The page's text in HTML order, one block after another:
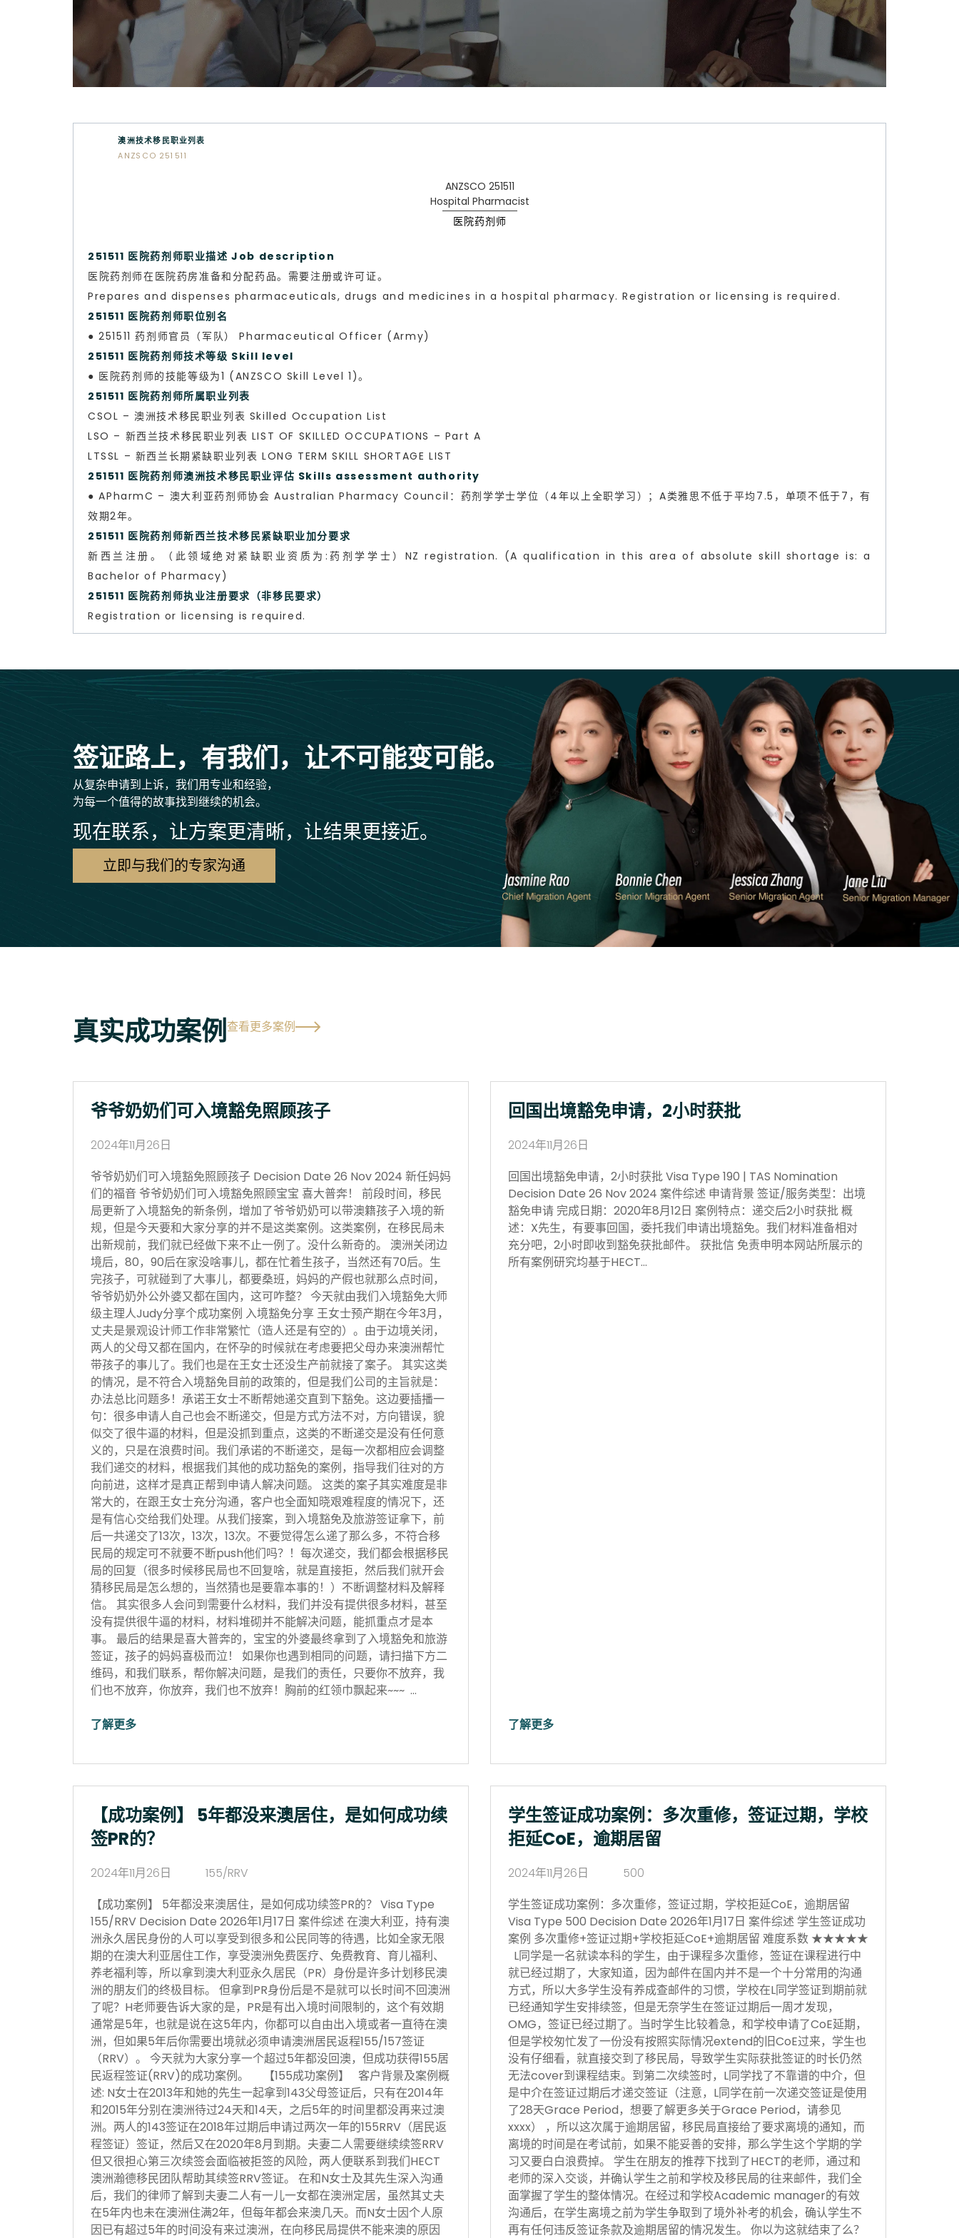
澳洲技术移民职业列表
ANZSCO 251511
ANZSCO 251511
Hospital Pharmacist
医院药剂师
251511 医院药剂师职业描述 Job description
医院药剂师在医院药房准备和分配药品。需要注册或许可证。
Prepares and dispenses pharmaceuticals, drugs and medicines in a hospital pharmacy. Registration or licensing is required.
251511 医院药剂师职位别名
● 251511 药剂师官员（军队） Pharmaceutical Officer (Army)
251511 医院药剂师技术等级 Skill level
● 医院药剂师的技能等级为1 (ANZSCO Skill Level 1)。
251511 医院药剂师所属职业列表
CSOL – 澳洲技术移民职业列表 Skilled Occupation List
LSO – 新西兰技术移民职业列表 LIST OF SKILLED OCCUPATIONS – Part A
LTSSL – 新西兰长期紧缺职业列表 LONG TERM SKILL SHORTAGE LIST
251511 医院药剂师澳洲技术移民职业评估 Skills assessment authority
● APharmC – 澳大利亚药剂师协会 Australian Pharmacy Council：药剂学学士学位（4年以上全职学习）；A类雅思不低于平均7.5，单项不低于7，有
效期2年。
251511 医院药剂师新西兰技术移民紧缺职业加分要求
新西兰注册。（此领域绝对紧缺职业资质为:药剂学学士）NZ registration. (A qualification in this area of absolute skill shortage is: a
Bachelor of Pharmacy)
251511 医院药剂师执业注册要求（非移民要求）
Registration or licensing is required.
签证路上，有我们，让不可能变可能。
从复杂申请到上诉，我们用专业和经验，
为每一个值得的故事找到继续的机会。
现在联系，让方案更清晰，让结果更接近。
立即与我们的专家沟通
真实成功案例查看更多案例
爷爷奶奶们可入境豁免照顾孩子
2024年11月26日
爷爷奶奶们可入境豁免照顾孩子 Decision Date 26 Nov 2024 新任妈妈
们的福音 爷爷奶奶们可入境豁免照顾宝宝 喜大普奔！ 前段时间，移民
局更新了入境豁免的新条例，增加了爷爷奶奶可以带澳籍孩子入境的新
规，但是今天要和大家分享的并不是这类案例。这类案例，在移民局未
出新规前，我们就已经做下来不止一例了。没什么新奇的。 澳洲关闭边
境后，80，90后在家没啥事儿，都在忙着生孩子，当然还有70后。生
完孩子，可就碰到了大事儿，都要桑班，妈妈的产假也就那么点时间，
爷爷奶奶外公外婆又都在国内，这可咋整？ 今天就由我们入境豁免大师
级主理人Judy分享个成功案例 入境豁免分享 王女士预产期在今年3月，
丈夫是景观设计师工作非常繁忙（造人还是有空的）。由于边境关闭，
两人的父母又都在国内，在怀孕的时候就在考虑要把父母办来澳洲帮忙
带孩子的事儿了。我们也是在王女士还没生产前就接了案子。 其实这类
的情况，是不符合入境豁免目前的政策的，但是我们公司的主旨就是：
办法总比问题多！承诺王女士不断帮她递交直到下豁免。这边要插播一
句：很多申请人自己也会不断递交，但是方式方法不对，方向错误，貌
似交了很牛逼的材料，但是没抓到重点，这类的不断递交是没有任何意
义的，只是在浪费时间。我们承诺的不断递交，是每一次都相应会调整
我们递交的材料，根据我们其他的成功豁免的案例，指导我们往对的方
向前进，这样才是真正帮到申请人解决问题。 这类的案子其实难度是非
常大的，在跟王女士充分沟通，客户也全面知晓艰难程度的情况下，还
是有信心交给我们处理。从我们接案，到入境豁免及旅游签证拿下，前
后一共递交了13次，13次，13次。不要觉得怎么递了那么多，不符合移
民局的规定可不就要不断push他们吗？！每次递交，我们都会根据移民
局的回复（很多时候移民局也不回复啥，就是直接拒，然后我们就开会
猜移民局是怎么想的，当然猜也是要靠本事的！）不断调整材料及解释
信。 其实很多人会问到需要什么材料，我们并没有提供很多材料，甚至
没有提供很牛逼的材料，材料堆砌并不能解决问题，能抓重点才是本
事。 最后的结果是喜大普奔的，宝宝的外婆最终拿到了入境豁免和旅游
签证，孩子的妈妈喜极而泣！ 如果你也遇到相同的问题，请扫描下方二
维码，和我们联系，帮你解决问题，是我们的责任，只要你不放弃，我
们也不放弃，你放弃，我们也不放弃！胸前的红领巾飘起来~~~ …
了解更多
回国出境豁免申请，2小时获批
2024年11月26日
回国出境豁免申请，2小时获批 Visa Type 190 | TAS Nomination
Decision Date 26 Nov 2024 案件综述 申请背景 签证/服务类型：出境
豁免申请 完成日期：2020年8月12日 案例特点：递交后2小时获批 概
述：X先生，有要事回国，委托我们申请出境豁免。我们材料准备相对
充分吧，2小时即收到豁免获批邮件。 获批信 免责申明本网站所展示的
所有案例研究均基于HECT…
了解更多
【成功案例】 5年都没来澳居住，是如何成功续
签PR的？
2024年11月26日
155/RRV
【成功案例】 5年都没来澳居住，是如何成功续签PR的？ Visa Type
155/RRV Decision Date 2026年1月17日 案件综述 在澳大利亚，持有澳
洲永久居民身份的人可以享受到很多和公民同等的待遇，比如全家无限
期的在澳大利亚居住工作，享受澳洲免费医疗、免费教育、育儿福利、
养老福利等，所以拿到澳大利亚永久居民（PR）身份是许多计划移民澳
洲的朋友们的终极目标。 但拿到PR身份后是不是就可以长时间不回澳洲
了呢？H老师要告诉大家的是，PR是有出入境时间限制的，这个有效期
通常是5年，也就是说在这5年内，你都可以自由出入境或者一直待在澳
洲，但如果5年后你需要出境就必须申请澳洲居民返程155/157签证
（RRV）。 今天就为大家分享一个超过5年都没回澳，但成功获得155居
民返程签证(RRV)的成功案例。 【155成功案例】 客户背景及案例概
述: N女士在2013年和她的先生一起拿到143父母签证后，只有在2014年
和2015年分别在澳洲待过24天和14天，之后5年的时间里都没再来过澳
洲。两人的143签证在2018年过期后申请过两次一年的155RRV（居民返
程签证）签证，然后又在2020年8月到期。夫妻二人需要继续续签RRV
但又很担心第三次续签会面临被拒签的风险，两人便联系到我们HECT
澳洲瀚德移民团队帮助其续签RRV签证。 在和N女士及其先生深入沟通
后，我们的律师了解到夫妻二人有一儿一女都在澳洲定居，虽然其丈夫
在5年内也未在澳洲住满2年，但每年都会来澳几天。而N女士因个人原
因已有超过5年的时间没有来过澳洲，在向移民局提供不能来澳的原因
学生签证成功案例：多次重修，签证过期，学校
拒延CoE，逾期居留
2024年11月26日
500
学生签证成功案例：多次重修，签证过期，学校拒延CoE，逾期居留
Visa Type 500 Decision Date 2026年1月17日 案件综述 学生签证成功
案例 多次重修+签证过期+学校拒延CoE+逾期居留 难度系数 ★★★★★
L同学是一名就读本科的学生，由于课程多次重修，签证在课程进行中
就已经过期了，大家知道，因为邮件在国内并不是一个十分常用的沟通
方式，所以大多学生没有养成查邮件的习惯，学校在L同学签证到期前就
已经通知学生安排续签，但是无奈学生在签证过期后一周才发现，
OMG，签证已经过期了。当时学生比较着急，和学校申请了CoE延期，
但是学校匆忙发了一份没有按照实际情况extend的旧CoE过来，学生也
没有仔细看，就直接交到了移民局，导致学生实际获批签证的时长仍然
无法cover到课程结束。到第二次续签时，L同学找了不靠谱的中介，但
是中介在签证过期后才递交签证（注意，L同学在前一次递交签证是使用
了28天Grace Period，想要了解更多关于Grace Period，请参见
xxxx） ，所以这次属于逾期居留，移民局直接给了要求离境的通知，而
离境的时间是在考试前，如果不能妥善的安排，那么学生这个学期的学
习又要白白浪费掉。 学生在朋友的推荐下找到了HECT的老师，通过和
老师的深入交谈，并确认学生之前和学校及移民局的往来邮件，我们全
面掌握了学生的整体情况。在经过和学校Academic manager的有效
沟通后，在学生离境之前为学生争取到了境外补考的机会，确认学生不
再有任何违反签证条款及逾期居留的情况发生。 你以为这就结束了么？